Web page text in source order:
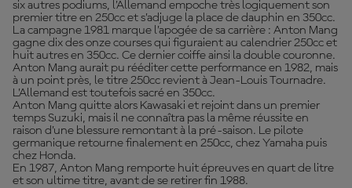
six autres podiums, l’Allemand empoche très logiquement son
premier titre en 250cc et s’adjuge la place de dauphin en 350cc.
La campagne 1981 marque l’apogée de sa carrière : Anton Mang
gagne dix des onze courses qui figuraient au calendrier 250cc et
huit autres en 350cc. Ce dernier coiffe ainsi la double couronne.
Anton Mang aurait pu rééditer cette performance en 1982, mais
à un point près, le titre 250cc revient à Jean-Louis Tournadre.
L’Allemand est toutefois sacré en 350cc.
Anton Mang quitte alors Kawasaki et rejoint dans un premier
temps Suzuki, mais il ne connaîtra pas la même réussite en
raison d’une blessure remontant à la pré-saison. Le pilote
germanique retourne finalement en 250cc, chez Yamaha puis
chez Honda.
En 1987, Anton Mang remporte huit épreuves en quart de litre
et son ultime titre, avant de se retirer fin 1988.